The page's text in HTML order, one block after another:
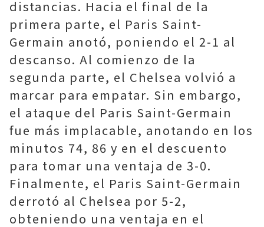
distancias. Hacia el final de la
primera parte, el Paris Saint-
Germain anotó, poniendo el 2-1 al
descanso. Al comienzo de la
segunda parte, el Chelsea volvió a
marcar para empatar. Sin embargo,
el ataque del Paris Saint-Germain
fue más implacable, anotando en los
minutos 74, 86 y en el descuento
para tomar una ventaja de 3-0.
Finalmente, el Paris Saint-Germain
derrotó al Chelsea por 5-2,
obteniendo una ventaja en el